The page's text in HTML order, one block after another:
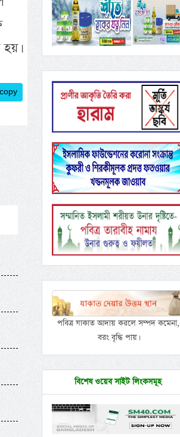
পবিত্র যাকাত আদায় করলে সম্পদ কমেনা,
বরং বৃদ্ধি পায়।
বিশেষ ওয়েব সাইট লিংকসমূহ